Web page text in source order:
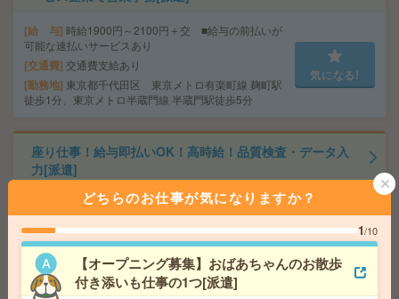
給 与 時給1900円～2100円＋交 ■給与の前払いが
可能な速払いサービスあり
交通費 交通費支給あり
勤務地 東京都千代田区 東京メトロ有楽町線 麹町駅
徒歩1分、東京メトロ半蔵門線 半蔵門駅徒歩5分
気になる!
座り仕事！給与即払いOK！高時給！品質検査・データ入
力[派遣]
時給1800円
勤務地 みどりの駅～徒歩20分 ※車通勤・バイク通
勤OK
気になる!
どちらのお仕事が気になりますか？
1/10
【オープニング募集】おばあちゃんのお散歩
付き添いも仕事の1つ[派遣]